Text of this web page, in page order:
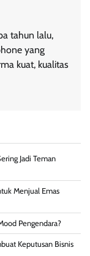
tahun lalu,
yang
kuat, kualitas
Jadi Teman
Menjual Emas
Pengendara?
Keputusan Bisnis